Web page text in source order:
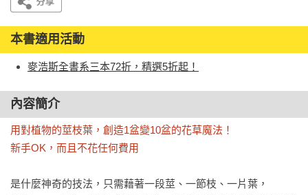
本書適用活動
麥浩斯全書系三本72折，精選5折起！
內容簡介
用對植物的莖枝葉，創造1盆變10盆的花草魔法！
新手OK，而且不花任何費用
是什麼神奇的技法，只需藉著一段莖、一節枝、一片葉，